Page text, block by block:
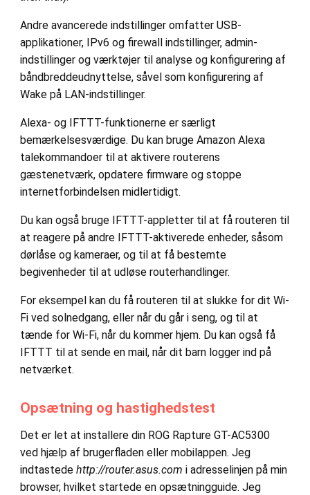
Andre avancerede indstillinger omfatter USB-
applikationer, IPv6 og firewall indstillinger, admin-
indstillinger og værktøjer til analyse og konfigurering af
båndbreddeudnyttelse, såvel som konfigurering af
Wake på LAN-indstillinger.
Alexa- og IFTTT-funktionerne er særligt
bemærkelsesværdige. Du kan bruge Amazon Alexa
talekommandoer til at aktivere routerens
gæstenetværk, opdatere firmware og stoppe
internetforbindelsen midlertidigt.
Du kan også bruge IFTTT-appletter til at få routeren til
at reagere på andre IFTTT-aktiverede enheder, såsom
dørlåse og kameraer, og til at få bestemte
begivenheder til at udløse routerhandlinger.
For eksempel kan du få routeren til at slukke for dit Wi-
Fi ved solnedgang, eller når du går i seng, og til at
tænde for Wi-Fi, når du kommer hjem. Du kan også få
IFTTT til at sende en mail, når dit barn logger ind på
netværket.
Opsætning og hastighedstest
Det er let at installere din ROG Rapture GT-AC5300
ved hjælp af brugerfladen eller mobilappen. Jeg
indtastedehttp://router.asus.com i adresselinjen på min
browser, hvilket startede en opsætningguide. Jeg